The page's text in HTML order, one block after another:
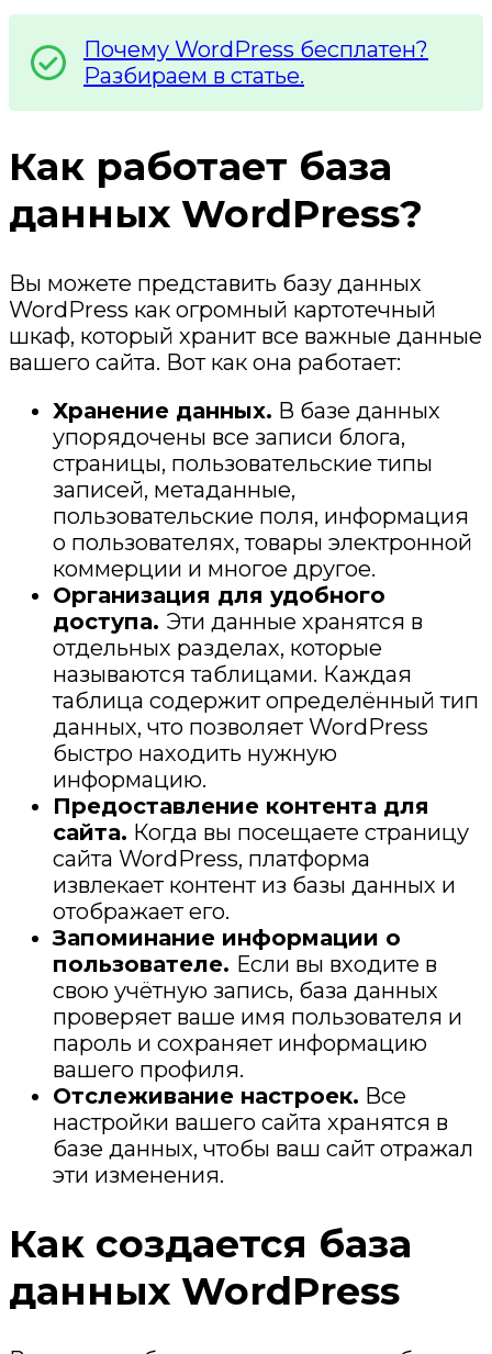
Почему WordPress бесплатен?
Разбираем в статье.
Как работает база
данных WordPress?
Вы можете представить базу данных
WordPress как огромный картотечный
шкаф, который хранит все важные данные
вашего сайта. Вот как она работает:
Хранение данных. В базе данных
упорядочены все записи блога,
страницы, пользовательские типы
записей, метаданные,
пользовательские поля, информация
о пользователях, товары электронной
коммерции и многое другое.
Организация для удобного
доступа. Эти данные хранятся в
отдельных разделах, которые
называются таблицами. Каждая
таблица содержит определённый тип
данных, что позволяет WordPress
быстро находить нужную
информацию.
Предоставление контента для
сайта. Когда вы посещаете страницу
сайта WordPress, платформа
извлекает контент из базы данных и
отображает его.
Запоминание информации о
пользователе. Если вы входите в
свою учётную запись, база данных
проверяет ваше имя пользователя и
пароль и сохраняет информацию
вашего профиля.
Отслеживание настроек. Все
настройки вашего сайта хранятся в
базе данных, чтобы ваш сайт отражал
эти изменения.
Как создается база
данных WordPress